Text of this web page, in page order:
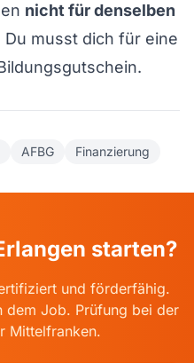
nicht für denselben
Du musst dich für eine
.
AFBG Finanzierung
starten?
und förderfähig.
dem Job. Prüfung bei der
Mittelfranken.